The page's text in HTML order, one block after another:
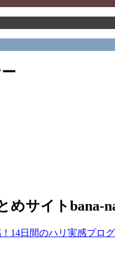
めサイトbana-